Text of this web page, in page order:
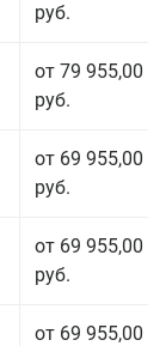
руб.
от 79 955,00
руб.
от 69 955,00
руб.
от 69 955,00
руб.
от 69 955,00